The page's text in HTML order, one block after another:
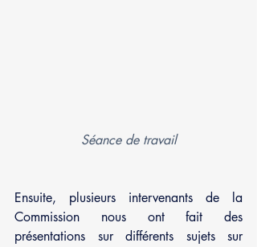
Séance de travail
Ensuite, plusieurs intervenants de la
Commission nous ont fait des
présentations sur différents sujets sur